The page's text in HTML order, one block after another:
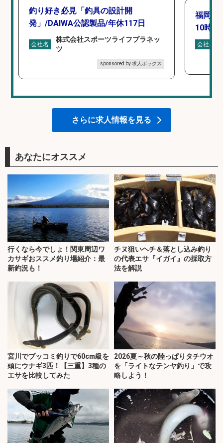
釣り好き必見「釣具の設計開
発」/DAIWA公認製品/年休117日
会社名
株式会社スポーツライフプラネッ
ツ
sponsored by 求人ボックス
福岡「
10時間
会社名
さらに求人情報を見る
あなたにオススメ
行くなら今でしょ！関東周辺ワ
カサギおススメ釣り場紹介：最
新釣況も！
チヌ狙いヘチ＆落とし込み釣り
の代表エサ『イガイ』の採取方
法を解説
宮川でブッコミ釣りで60cm級を
頭にウナギ3匹！【三重】3種の
エサを比較してみた
2026夏～秋の陸っぱりタチウオ
を「ライトなテンヤ釣り」で攻
略しよう！